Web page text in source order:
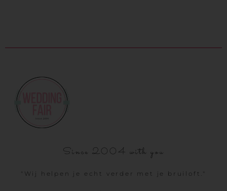
Since 2004 with you
"Wij helpen je echt verder met je bruiloft."